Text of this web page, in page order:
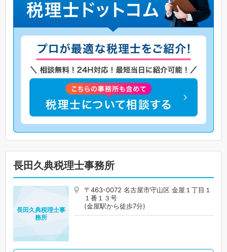
長田久典税理士事務所
〒463-0072 名古屋市守山区 金屋１丁目１
１番１３号
(金屋駅から徒歩7分)
長田久典税理士事
務所